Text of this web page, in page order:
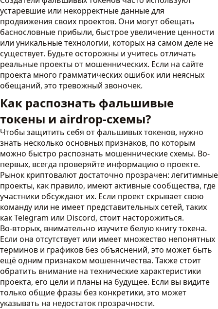
устаревшие или некорректные данные для
продвижения своих проектов. Они могут обещать
баснословные прибыли, быстрое увеличение ценности
или уникальные технологии, которых на самом деле не
существует. Будьте осторожны и учитесь отличать
реальные проекты от мошеннических. Если на сайте
проекта много грамматических ошибок или неясных
обещаний, это тревожный звоночек.
Как распознать фальшивые
токены и airdrop-схемы?
Чтобы защитить себя от фальшивых токенов, нужно
знать несколько основных признаков, по которым
можно быстро распознать мошеннические схемы. Во-
первых, всегда проверяйте информацию о проекте.
Рынок криптовалют достаточно прозрачен: легитимные
проекты, как правило, имеют активные сообщества, где
участники обсуждают их. Если проект скрывает свою
команду или не имеет представительных сетей, таких
как Telegram или Discord, стоит насторожиться.
Во-вторых, внимательно изучите белую книгу токена.
Если она отсутствует или имеет множество непонятных
терминов и графиков без объяснений, это может быть
ещё одним признаком мошенничества. Также стоит
обратить внимание на технические характеристики
проекта, его цели и планы на будущее. Если вы видите
только общие фразы без конкретики, это может
указывать на недостаток прозрачности.